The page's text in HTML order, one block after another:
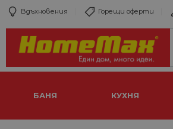
Вдъхновения Горещи оферти
БАНЯ КУХНЯ